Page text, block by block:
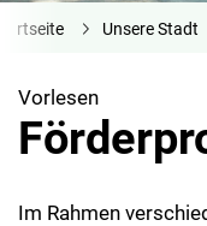
Unsere Stadt
Vorlesen
Im Rahmen